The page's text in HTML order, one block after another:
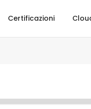
Certificazioni